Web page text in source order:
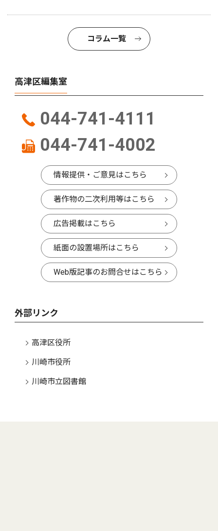
コラム一覧
高津区編集室
044-741-4111
044-741-4002
情報提供・ご意見はこちら
著作物の二次利用等はこちら
広告掲載はこちら
紙面の設置場所はこちら
Web版記事のお問合せはこちら
外部リンク
高津区役所
川崎市役所
川崎市立図書館